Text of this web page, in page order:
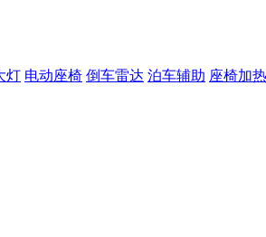
灯 电动座椅 倒车雷达 泊车辅助 座椅加热